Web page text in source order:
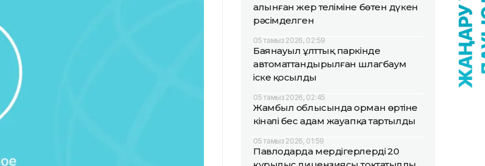
алынған жер теліміне бөтен дүкен
рәсімделген
05 тамыз 2026, 02:59
Баянауыл ұлттық паркінде
автоматтандырылған шлагбаум
іске қосылды
05 тамыз 2026, 02:45
Жамбыл облысында орман өртіне
кінәлі бес адам жауапқа тартылды
05 тамыз 2026, 01:59
Павлодарда мердігерлердің 20